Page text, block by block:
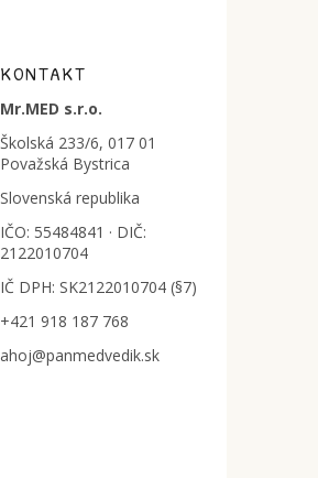
KONTAKT
Mr.MED s.r.o.
Školská 233/6, 017 01
Považská Bystrica
Slovenská republika
IČO: 55484841 · DIČ:
2122010704
IČ DPH: SK2122010704 (§7)
+421 918 187 768
ahoj@panmedvedik.sk